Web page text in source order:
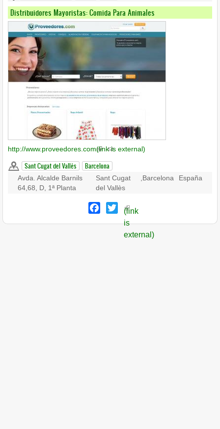
Distribuidores Mayoristas: Comida Para Animales
http://www.proveedores.com(link is external)
Sant Cugat del Vallès Barcelona
Avda. Alcalde Barnils
64,68, D, 1ª Planta
Sant Cugat
del Vallès
Barcelona España
Facebook
Twitter
(link
is
external)